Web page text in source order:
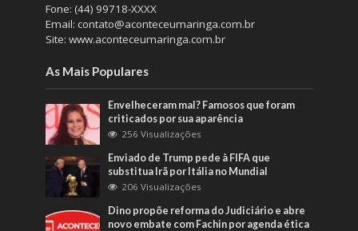
Fone: (44) 99718-XXXX
Email: contato@aconteceumaringa.com.br
Site: www.aconteceumaringa.com.br
As Mais Populares
Envelheceram mal? Famosos que foram
criticados por sua aparência
256 Visualizações
Enviado de Trump pede à FIFA que
substitua Irã por Itália no Mundial
206 Visualizações
Dino propõe reforma do Judiciário e abre
novo embate com Fachin por agenda ética